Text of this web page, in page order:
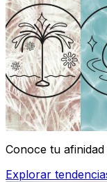
Conoce tu
Explorar